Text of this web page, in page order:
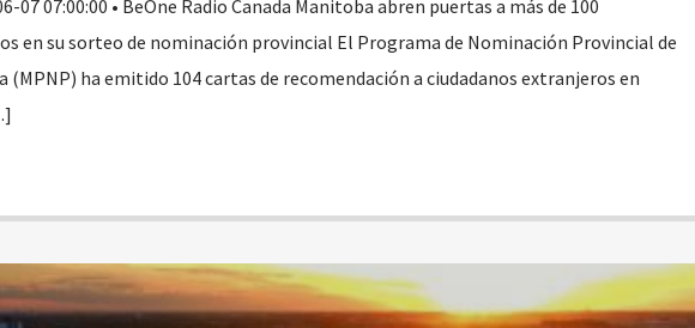
07 07:00:00 • BeOne Radio Canada Manitoba abren puertas a más de 100
en su sorteo de nominación provincial El Programa de Nominación Provincial de
(MPNP) ha emitido 104 cartas de recomendación a ciudadanos extranjeros en